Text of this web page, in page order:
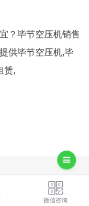
？毕节空压机销售
供毕节空压机,毕
赁,
微信咨询